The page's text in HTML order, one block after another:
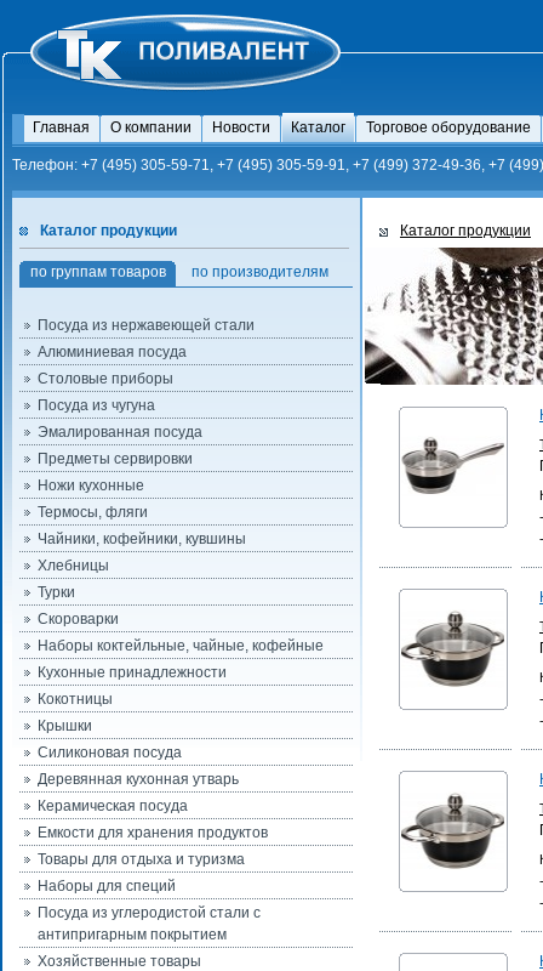
Главная О компании Новости Каталог Торговое оборудование
Телефон: +7 (495) 305-59-71, +7 (495) 305-59-91, +7 (499) 372-49-36, +7
Каталог продукции
по группам товаров по производителям
Посуда из нержавеющей стали
Алюминиевая посуда
Столовые приборы
Посуда из чугуна
Эмалированная посуда
Предметы сервировки
Ножи кухонные
Термосы, фляги
Чайники, кофейники, кувшины
Хлебницы
Турки
Скороварки
Наборы коктейльные, чайные, кофейные
Кухонные принадлежности
Кокотницы
Крышки
Силиконовая посуда
Деревянная кухонная утварь
Керамическая посуда
Емкости для хранения продуктов
Товары для отдыха и туризма
Наборы для специй
Посуда из углеродистой стали с
антипригарным покрытием
Хозяйственные товары
Каталог продукции